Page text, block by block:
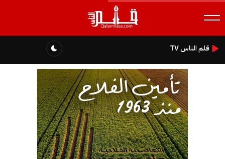
قلم الناس TV